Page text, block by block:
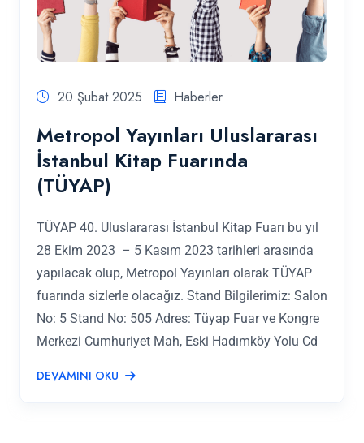
20 Şubat 2025 Haberler
Metropol Yayınları Uluslararası
İstanbul Kitap Fuarında
(TÜYAP)
TÜYAP 40. Uluslararası İstanbul Kitap Fuarı bu yıl
28 Ekim 2023 – 5 Kasım 2023 tarihleri arasında
yapılacak olup, Metropol Yayınları olarak TÜYAP
fuarında sizlerle olacağız. Stand Bilgilerimiz: Salon
No: 5 Stand No: 505 Adres: Tüyap Fuar ve Kongre
Merkezi Cumhuriyet Mah, Eski Hadımköy Yolu Cd
DEVAMINI OKU